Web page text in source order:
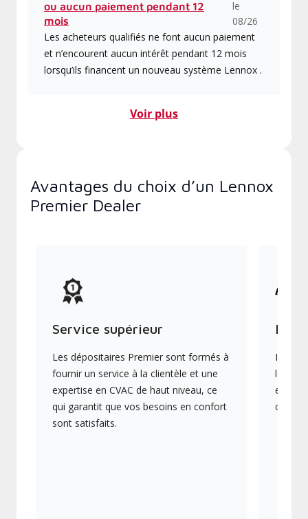
ou aucun paiement pendant 12
mois
le
08/26
Les acheteurs qualifiés ne font aucun paiement
et n’encourent aucun intérêt pendant 12 mois
lorsqu’ils financent un nouveau système Lennox .
Voir plus
Avantages du choix d’un Lennox
Premier Dealer
Service supérieur
Les dépositaires Premier sont formés à
fournir un service à la clientèle et une
expertise en CVAC de haut niveau, ce
qui garantit que vos besoins en confort
sont satisfaits.
Ils
les
en